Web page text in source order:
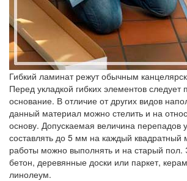
Гибкий ламинат режут обычным
Перед укладкой гибких элементов следует
основание. В отличие от других видов
данный материал можно стелить и на
основу. Допускаемая величина перепадов
составлять до 5 мм на каждый
работы можно выполнять и на старый пол.
бетон, деревянные доски или паркет,
линолеум.